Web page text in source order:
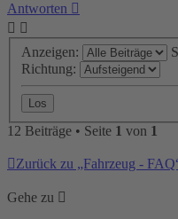
Antworten
Anzeigen:
Richtung:
12 Beiträge • Seite 1 von 1
Zurück zu „Fahrzeug -
Gehe zu